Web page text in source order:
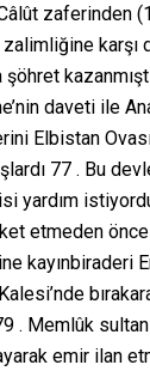
Câlût zaferinden
karşı
şöhret
daveti ile
Elbistan
77 . Bu
yardım
etmeden
kayınbiraderi
. Memlûk
emir ilan